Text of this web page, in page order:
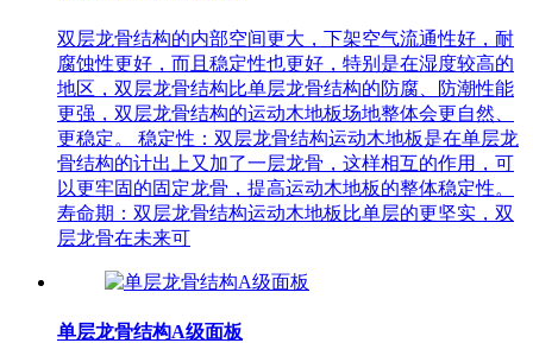
双层龙骨结构的内部空间更大，下架空气流通性好，耐
腐蚀性更好，而且稳定性也更好，特别是在湿度较高的
地区，双层龙骨结构比单层龙骨结构的防腐、防潮性能
更强，双层龙骨结构的运动木地板场地整体会更自然、
更稳定。 稳定性：双层龙骨结构运动木地板是在单层龙
骨结构的计出上又加了一层龙骨，这样相互的作用，可
以更牢固的固定龙骨，提高运动木地板的整体稳定性。
寿命期：双层龙骨结构运动木地板比单层的更坚实，双
层龙骨在未来可
单层龙骨结构A级面板